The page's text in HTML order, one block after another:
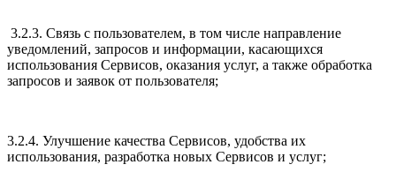
3.2.3. Связь с пользователем, в том числе направление
уведомлений, запросов и информации, касающихся
использования Сервисов, оказания услуг, а также обработка
запросов и заявок от пользователя;
3.2.4. Улучшение качества Сервисов, удобства их
использования, разработка новых Сервисов и услуг;